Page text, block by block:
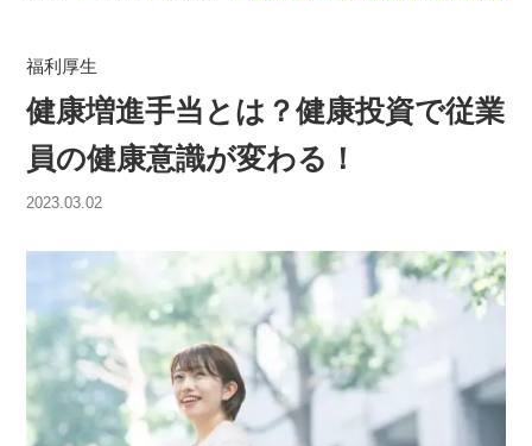
福利厚生
健康増進手当とは？健康投資で従業
員の健康意識が変わる！
2023.03.02